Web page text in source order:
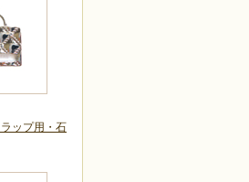
ップ用・石